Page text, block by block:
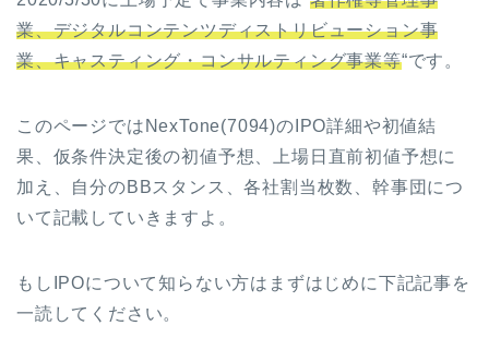
業、デジタルコンテンツディストリビューション事
業、キャスティング・コンサルティング事業等“です。
このページではNexTone(7094)のIPO詳細や初値結
果、仮条件決定後の初値予想、上場日直前初値予想に
加え、自分のBBスタンス、各社割当枚数、幹事団につ
いて記載していきますよ。
もしIPOについて知らない方はまずはじめに下記記事を
一読してください。